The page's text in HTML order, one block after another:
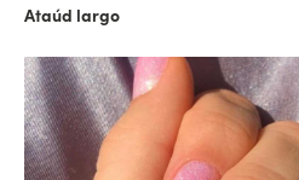
Ataúd largo